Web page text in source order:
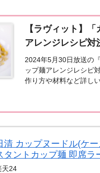
【ラヴィット】
アレンジレシピ対
2024年5月30日放送の
ップ麺アレンジレシピ
作り方や材料など詳し
清 カップヌードル(ケ
タントカップ麺 即席ラ
天24